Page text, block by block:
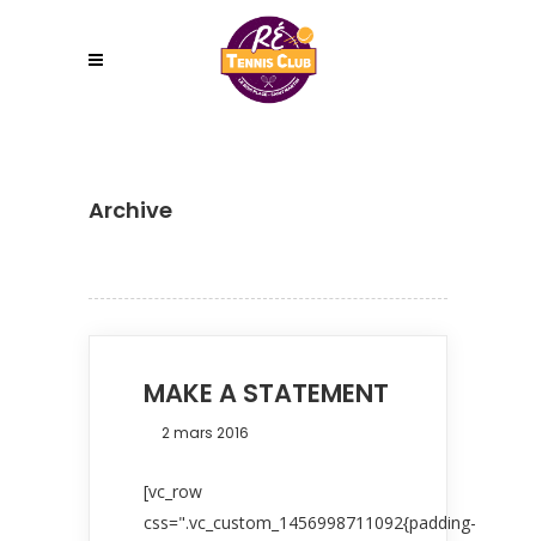
Archive
MAKE A STATEMENT
2 mars 2016
[vc_row
css=".vc_custom_1456998711092{padding-